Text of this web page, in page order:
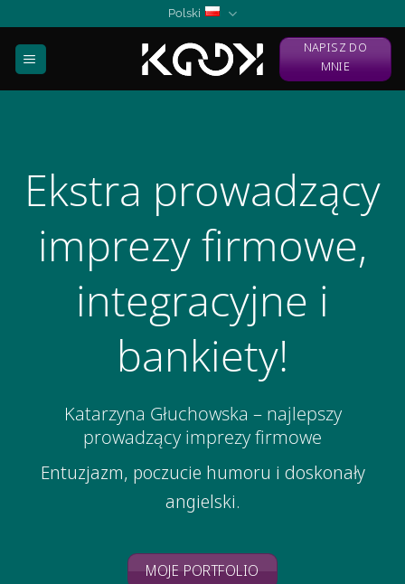
content
Polski
NAPISZ DO
MNIE
Ekstra prowadzący
imprezy firmowe,
integracyjne i
bankiety!
Katarzyna Głuchowska – najlepszy
prowadzący imprezy firmowe
Entuzjazm, poczucie humoru i doskonały
angielski.
MOJE PORTFOLIO